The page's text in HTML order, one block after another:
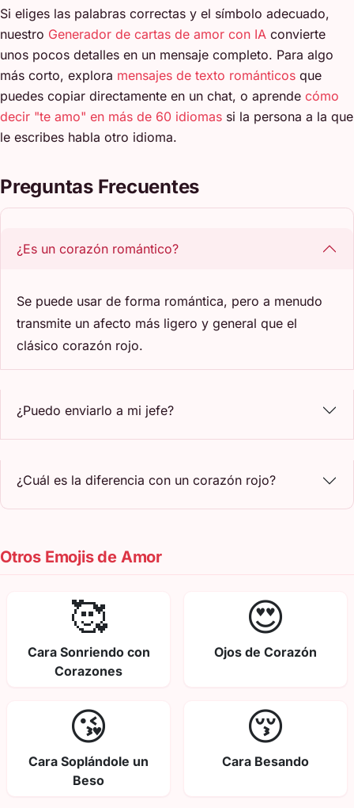
Si eliges las palabras correctas y el símbolo adecuado,
nuestro Generador de cartas de amor con IA convierte
unos pocos detalles en un mensaje completo. Para algo
más corto, explora mensajes de texto románticos que
puedes copiar directamente en un chat, o aprende cómo
decir "te amo" en más de 60 idiomas si la persona a la que
le escribes habla otro idioma.
Preguntas Frecuentes
¿Es un corazón romántico?
Se puede usar de forma romántica, pero a menudo
transmite un afecto más ligero y general que el
clásico corazón rojo.
¿Puedo enviarlo a mi jefe?
¿Cuál es la diferencia con un corazón rojo?
Otros Emojis de Amor
🥰
Cara Sonriendo con
Corazones
😍
Ojos de Corazón
😘
Cara Soplándole un
Beso
😚
Cara Besando